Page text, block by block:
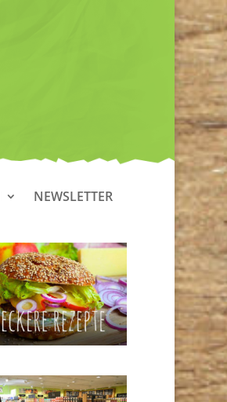
NEWSLETTER